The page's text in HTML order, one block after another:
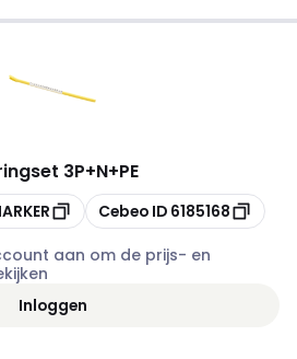
3P+N+PE
Kopiëren
Cebeo ID 6185168
aan om de prijs- en
Inloggen